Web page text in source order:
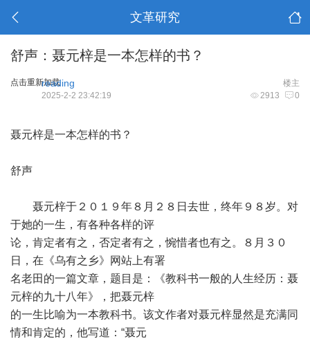
文革研究
舒声：聂元梓是一本怎样的书？
点击重新加载 楼主
reading
2913 0
2025-2-2 23:42:19
聂元梓是一本怎样的书？
舒声
聂元梓于２０１９年８月２８日去世，终年９８岁。对
于她的一生，有各种各样的评
论，肯定者有之，否定者有之，惋惜者也有之。８月３０
日，在《乌有之乡》网站上有署
名老田的一篇文章，题目是：《教科书一般的人生经历：聂
元梓的九十八年》，把聂元梓
的一生比喻为一本教科书。该文作者对聂元梓显然是充满同
情和肯定的，他写道：“聂元